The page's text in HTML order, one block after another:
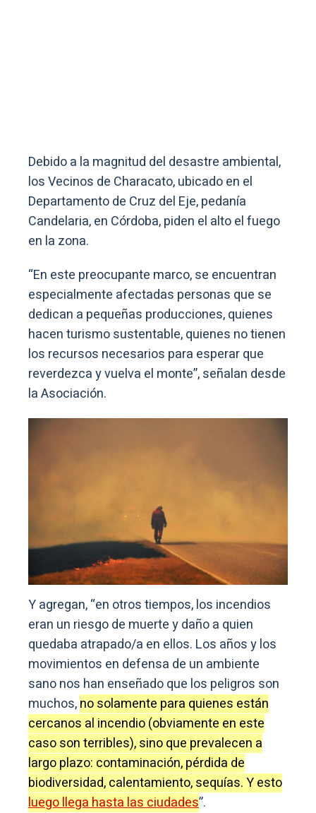
Debido a la magnitud del desastre ambiental,
los Vecinos de Characato, ubicado en el
Departamento de Cruz del Eje, pedanía
Candelaria, en Córdoba, piden el alto el fuego
en la zona.
“En este preocupante marco, se encuentran
especialmente afectadas personas que se
dedican a pequeñas producciones, quienes
hacen turismo sustentable, quienes no tienen
los recursos necesarios para esperar que
reverdezca y vuelva el monte”, señalan desde
la Asociación.
Y agregan, “en otros tiempos, los incendios
eran un riesgo de muerte y daño a quien
quedaba atrapado/a en ellos. Los años y los
movimientos en defensa de un ambiente
sano nos han enseñado que los peligros son
muchos,no solamente para quienes están
cercanos al incendio (obviamente en este
caso son terribles), sino que prevalecen a
largo plazo: contaminación, pérdida de
biodiversidad, calentamiento, sequías. Y esto
luego llega hasta las ciudades”.